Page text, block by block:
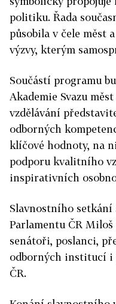
politiku. Řada
působila v čele měst
výzvy, kterým
Součástí programu
Akademie Svazu
vzdělávání
odborných
klíčové hodnoty, na
podporu kvalitního
inspirativních
Slavnostního setkání
Parlamentu ČR
senátoři, poslanci,
odborných institucí i
ČR.